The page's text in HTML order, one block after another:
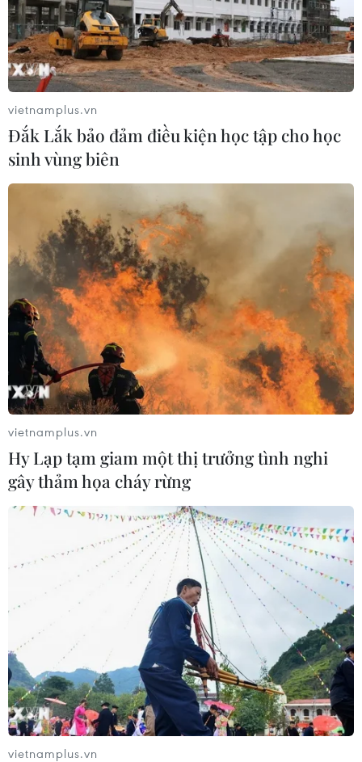
Giá thép trên thị trường giảm liệu có thúc
đẩy tiêu thụ tăng?
14/04/2023 11:54
Thép Việt Ý, cả 2 dòng thép của hãng đồng loạt giảm,
hiện thép cuộn CB240 giảm 300 đồng, có giá 15.300
đồng/kg; thép thanh vằn D10 CB300 ở mức 15.400
đồng/kg - giảm 150 đồng.
vietnamplus.vn
Đắk Lắk bảo đảm điều kiện học tập cho học
sinh vùng biên
vietnamplus.vn
Hy Lạp tạm giam một thị trưởng tình nghi
gây thảm họa cháy rừng
vietnamplus.vn